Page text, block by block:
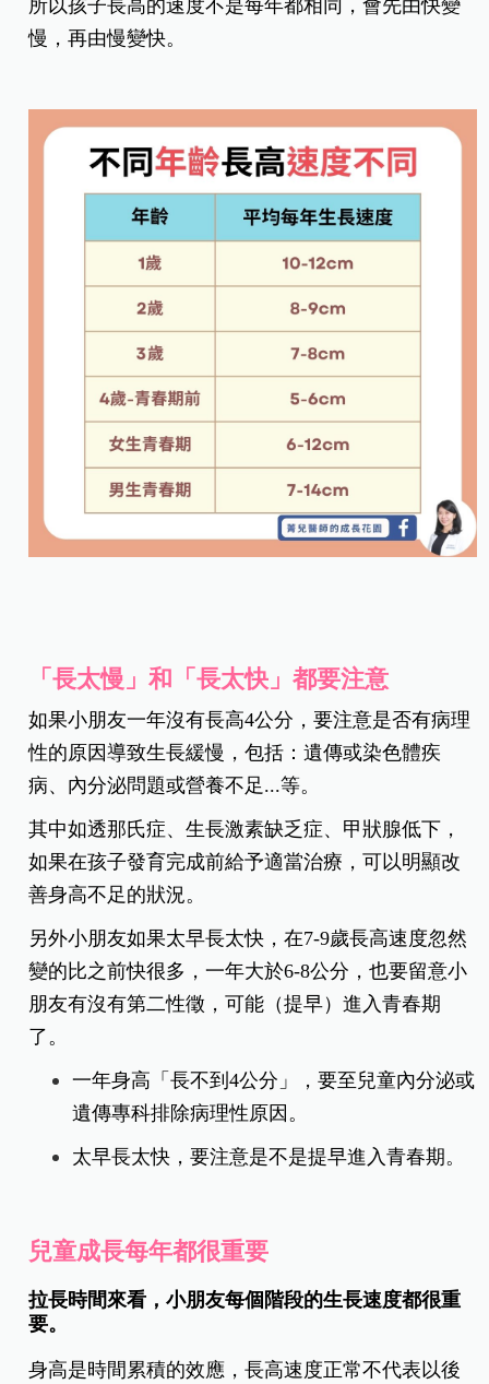
所以孩子長高的速度不是每年都相同，會先由快變
慢，再由慢變快。
「長太慢」和「長太快」都要注意
如果小朋友一年沒有長高4公分，要注意是否有病理
性的原因導致生長緩慢，包括：遺傳或染色體疾
病、內分泌問題或營養不足...等。
其中如透那氏症、生長激素缺乏症、甲狀腺低下，
如果在孩子發育完成前給予適當治療，可以明顯改
善身高不足的狀況。
另外小朋友如果太早長太快，在7-9歲長高速度忽然
變的比之前快很多，一年大於6-8公分，也要留意小
朋友有沒有第二性徵，可能（提早）進入青春期
了。
一年身高「長不到4公分」，要至兒童內分泌或
遺傳專科排除病理性原因。
太早長太快，要注意是不是提早進入青春期。
兒童成長每年都很重要
拉長時間來看，小朋友每個階段的生長速度都很重
要。
身高是時間累積的效應，長高速度正常不代表以後